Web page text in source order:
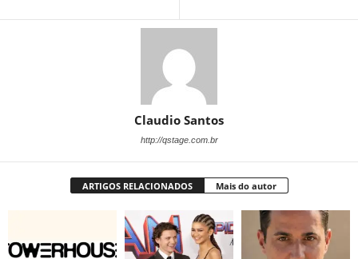
Claudio Santos
http://qstage.com.br
ARTIGOS RELACIONADOS Mais do autor